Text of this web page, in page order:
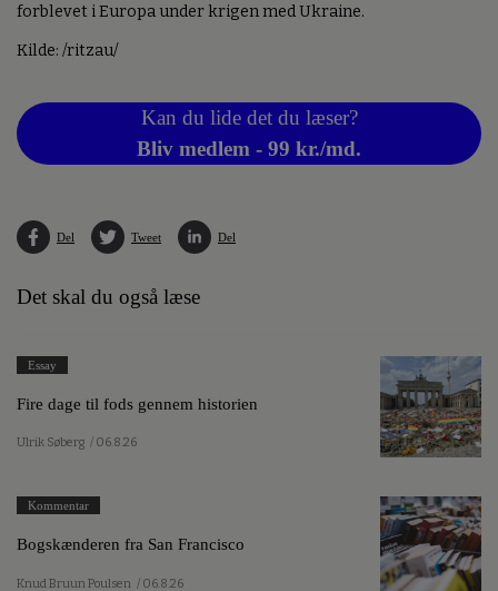
forblevet i Europa under krigen med Ukraine.
Kilde: /ritzau/
Kan du lide det du læser?
Bliv medlem - 99 kr./md.
Del Tweet Del
Det skal du også læse
Essay
Fire dage til fods gennem historien
Ulrik Søberg / 06.8.26
Kommentar
Bogskænderen fra San Francisco
Knud Bruun Poulsen / 06.8.26